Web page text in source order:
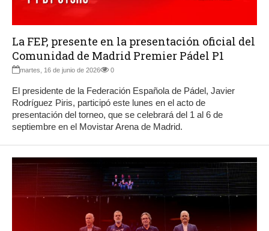
La FEP, presente en la presentación oficial del
Comunidad de Madrid Premier Pádel P1
martes, 16 de junio de 2026 0
El presidente de la Federación Española de Pádel, Javier
Rodríguez Piris, participó este lunes en el acto de
presentación del torneo, que se celebrará del 1 al 6 de
septiembre en el Movistar Arena de Madrid.